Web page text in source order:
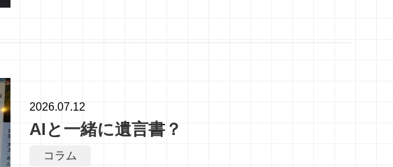
2026.07.12
AIと一緒に遺言書？
コラム